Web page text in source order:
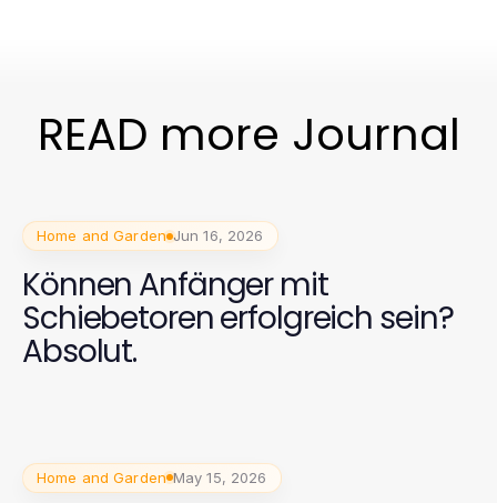
READ more Journal
Home and Garden Jun 16, 2026
Können Anfänger mit
Schiebetoren erfolgreich sein?
Absolut.
Home and Garden May 15, 2026